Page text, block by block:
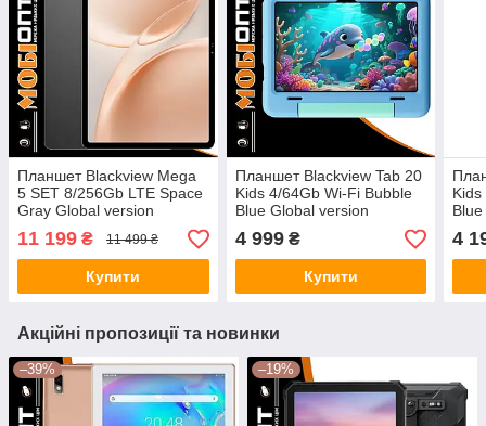
Планшет Blackview Mega
5 SET 8/256Gb LTE Space
Gray Global version
11 199 ₴ 11 499 ₴
Купити
Планшет Blackview Tab 20
Kids 4/64Gb Wi-Fi Bubble
Blue Global version
4 999₴
Купити
4
Акційні пропозиції та новинки
–39% –19%